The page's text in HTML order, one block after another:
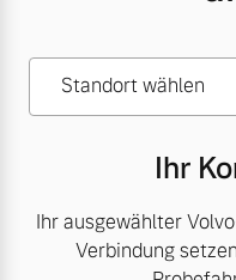
Plug-in Hybrid
Aktuelle
Geschäftskunden
Über uns
Unser Team
Standort wählen
Ihr
Ihr ausgewählter
Verbindung